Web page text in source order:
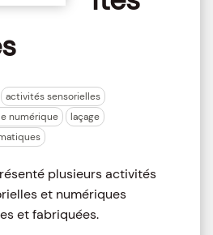
activités sensorielles
numérique
laçage
plusieurs activités
et numériques
et fabriquées.